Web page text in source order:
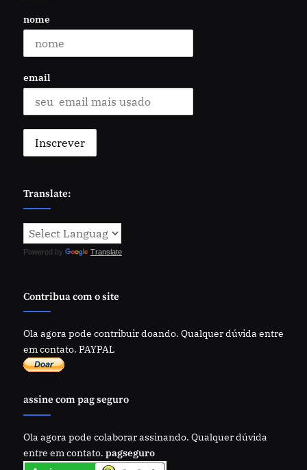
nome
email
Translate:
Powered by Translate
Contribua com o site
Ola agora pode contribuir doando. Qualquer dúvida entre
em contato. PAYPAL
assine com pag seguro
Ola agora pode colaborar assinando. Qualquer dúvida
entre em contato. pagseguro